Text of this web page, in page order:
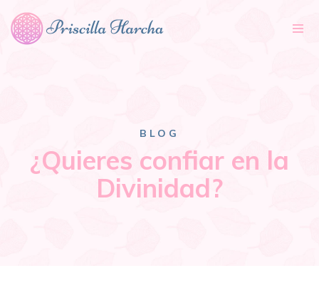
BLOG
¿Quieres confiar en la
Divinidad?